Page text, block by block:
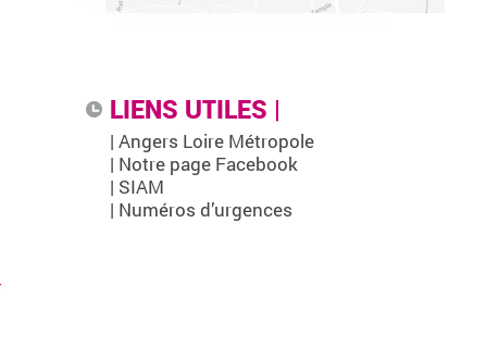
LIENS UTILES |
| Angers Loire Métropole
| Notre page Facebook
| SIAM
| Numéros d’urgences